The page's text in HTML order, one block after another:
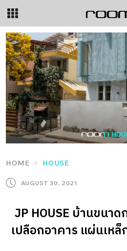
Skip
content
HOME HOUSE
AUGUST 30, 2021
JP HOUSE บ้านขนา
เปลือกอาคาร แผ่นเหล็